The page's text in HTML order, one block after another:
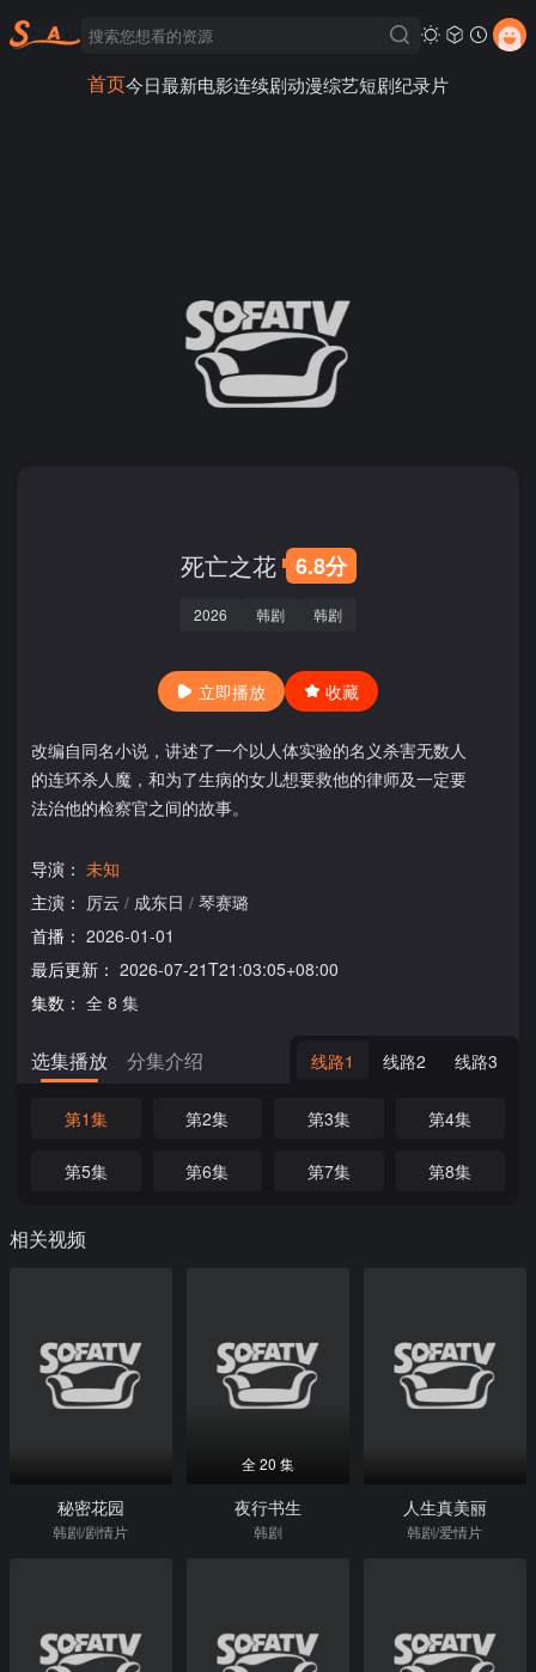
首页今日最新电影连续剧动漫综艺短剧纪录片
死亡之花 6.8分
2026 韩剧 韩剧
立即播放 收藏
改编自同名小说，讲述了一个以人体实验的名义杀害无数人
的连环杀人魔，和为了生病的女儿想要救他的律师及一定要
法治他的检察官之间的故事。
导演： 未知
主演： 厉云 / 成东日 / 琴赛璐
首播： 2026-01-01
最后更新： 2026-07-21T21:03:05+08:00
集数： 全 8 集
选集播放 分集介绍 线路1 线路2 线路3
第1集 第2集 第3集 第4集
第5集 第6集 第7集 第8集
相关视频
秘密花园
韩剧/剧情片
全 20 集
夜行书生
韩剧
人生真美丽
韩剧/爱情片